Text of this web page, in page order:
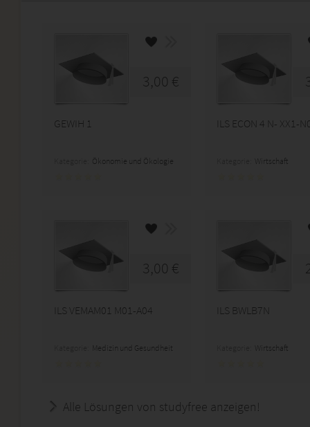
3,00 €
GEWIH 1
Ökonomie und Ökologie
ILS ECON 4 N- XX1-
Wirtschaft
3,00 €
ILS VEMAM01 M01-A04
Medizin und Gesundheit
ILS BWLB7N
Wirtschaft
Alle Lösungen von studyfree anzeigen!